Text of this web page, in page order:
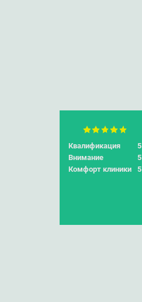
Квалификация
5
Внимание
5
Комфорт клиники
5